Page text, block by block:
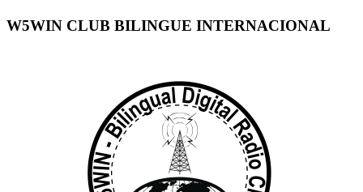
W5WIN CLUB BILINGUE INTERNACIONAL